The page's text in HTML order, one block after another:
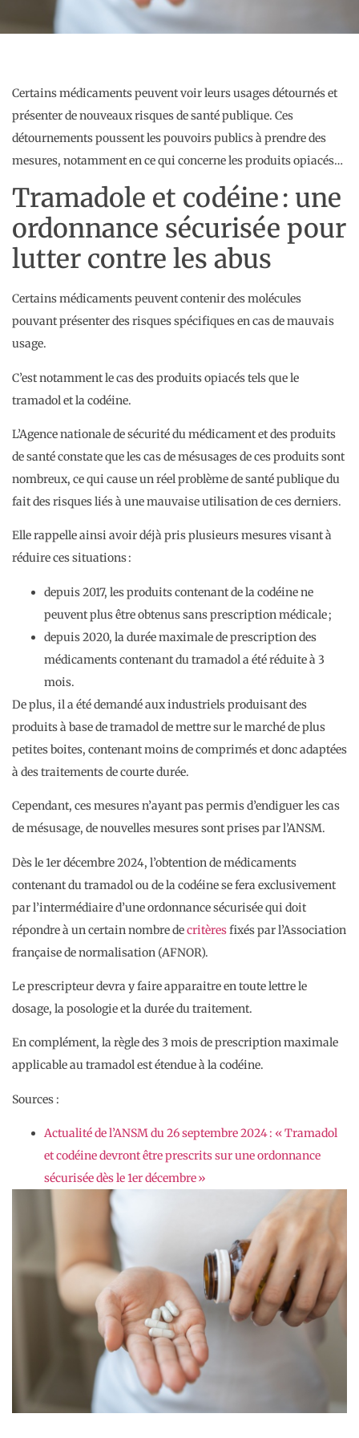
Certains médicaments peuvent voir leurs usages détournés et
présenter de nouveaux risques de santé publique. Ces
détournements poussent les pouvoirs publics à prendre des
mesures, notamment en ce qui concerne les produits opiacés…
Tramadole et codéine : une
ordonnance sécurisée pour
lutter contre les abus
Certains médicaments peuvent contenir des molécules
pouvant présenter des risques spécifiques en cas de mauvais
usage.
C’est notamment le cas des produits opiacés tels que le
tramadol et la codéine.
L’Agence nationale de sécurité du médicament et des produits
de santé constate que les cas de mésusages de ces produits sont
nombreux, ce qui cause un réel problème de santé publique du
fait des risques liés à une mauvaise utilisation de ces derniers.
Elle rappelle ainsi avoir déjà pris plusieurs mesures visant à
réduire ces situations :
depuis 2017, les produits contenant de la codéine ne
peuvent plus être obtenus sans prescription médicale ;
depuis 2020, la durée maximale de prescription des
médicaments contenant du tramadol a été réduite à 3
mois.
De plus, il a été demandé aux industriels produisant des
produits à base de tramadol de mettre sur le marché de plus
petites boites, contenant moins de comprimés et donc adaptées
à des traitements de courte durée.
Cependant, ces mesures n’ayant pas permis d’endiguer les cas
de mésusage, de nouvelles mesures sont prises par l’ANSM.
Dès le 1er décembre 2024, l’obtention de médicaments
contenant du tramadol ou de la codéine se fera exclusivement
par l’intermédiaire d’une ordonnance sécurisée qui doit
répondre à un certain nombre decritèresfixés par l’Association
française de normalisation (AFNOR).
Le prescripteur devra y faire apparaitre en toute lettre le
dosage, la posologie et la durée du traitement.
En complément, la règle des 3 mois de prescription maximale
applicable au tramadol est étendue à la codéine.
Sources :
Actualité de l’ANSM du 26 septembre 2024 : « Tramadol
et codéine devront être prescrits sur une ordonnance
sécurisée dès le 1er décembre »